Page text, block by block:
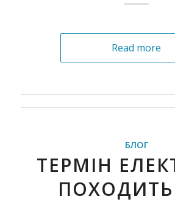
Read more
БЛОГ
ТЕРМІН
ПОХОДИТЬ